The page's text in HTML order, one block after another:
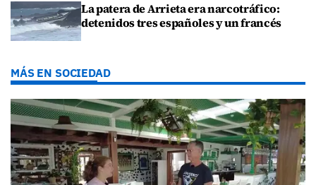
La patera de Arrieta era narcotráfico:
detenidos tres españoles y un francés
MÁS EN SOCIEDAD